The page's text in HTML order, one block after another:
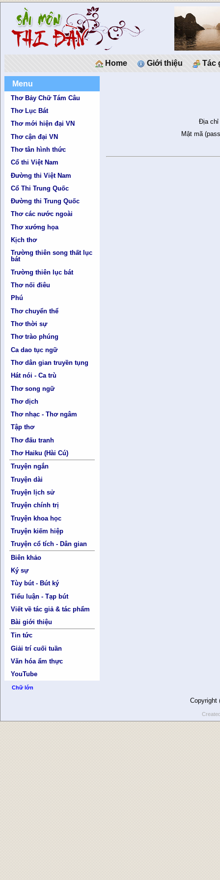
Home Giới thiệu Tác
Menu
Thơ Bảy Chữ Tám Câu
Thơ Lục Bát
Thơ mới hiện đại VN
Thơ cận đại VN
Thơ tân hình thức
Cổ thi Việt Nam
Đường thi Việt Nam
Cổ Thi Trung Quốc
Đường thi Trung Quốc
Thơ các nước ngoài
Thơ xướng họa
Kịch thơ
Trường thiên song thất lục
bát
Trường thiên lục bát
Thơ nối điêu
Phú
Thơ chuyển thể
Thơ thời sự
Thơ trào phúng
Ca dao tục ngữ
Thơ dân gian truyền tụng
Hát nói - Ca trù
Thơ song ngữ
Thơ dịch
Thơ nhạc - Thơ ngâm
Tập thơ
Thơ đấu tranh
Thơ Haiku (Hài Cú)
Truyện ngắn
Truyện dài
Truyện lịch sử
Truyện chính trị
Truyện khoa học
Truyện kiếm hiệp
Truyện cổ tích - Dân gian
Biên khảo
Ký sự
Tùy bút - Bút ký
Tiểu luận - Tạp bút
Viết về tác giả & tác phẩm
Bài giới thiệu
Tin tức
Giải trí cuối tuần
Văn hóa ẩm thực
YouTube
Chữ lớn
Địa chỉ
Mật mã
Copyright